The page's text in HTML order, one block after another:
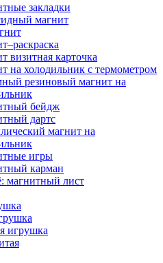
закладки
магнит
визитная карточка
на холодильник с термометром
резиновый магнит на
бейдж
дартс
магнит на
игры
карман
магнитный лист
игрушка